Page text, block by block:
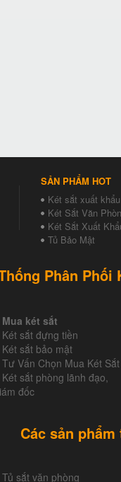
SẢN PHẨM HOT
Két sắt xuất
Két Sắt Văn
Két Sắt Xuất
Tủ Bảo Mật
Phân Phối
Mua két sắt
Két sắt đựng tiền
Két sắt bảo mật
Tư Vấn Chọn Mua Két Sắt
Két sắt phòng lãnh đạo,
đốc
Các sản
Tủ sắt văn phòng